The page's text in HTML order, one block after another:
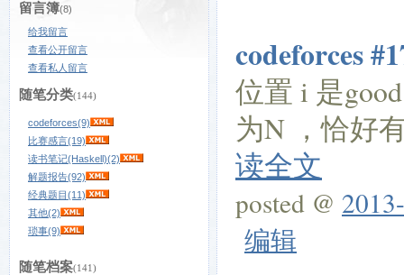
留言簿(8)
给我留言
查看公开留言
查看私人留言
随笔分类(144)
codeforces(9)
比赛感言(19)
读书笔记(Haskell)(2)
解题报告(92)
经典题目(11)
其他(2)
琐事(9)
随笔档案(141)
codeforces
位置 i 是
为N ，恰好
读全文
posted @
编辑